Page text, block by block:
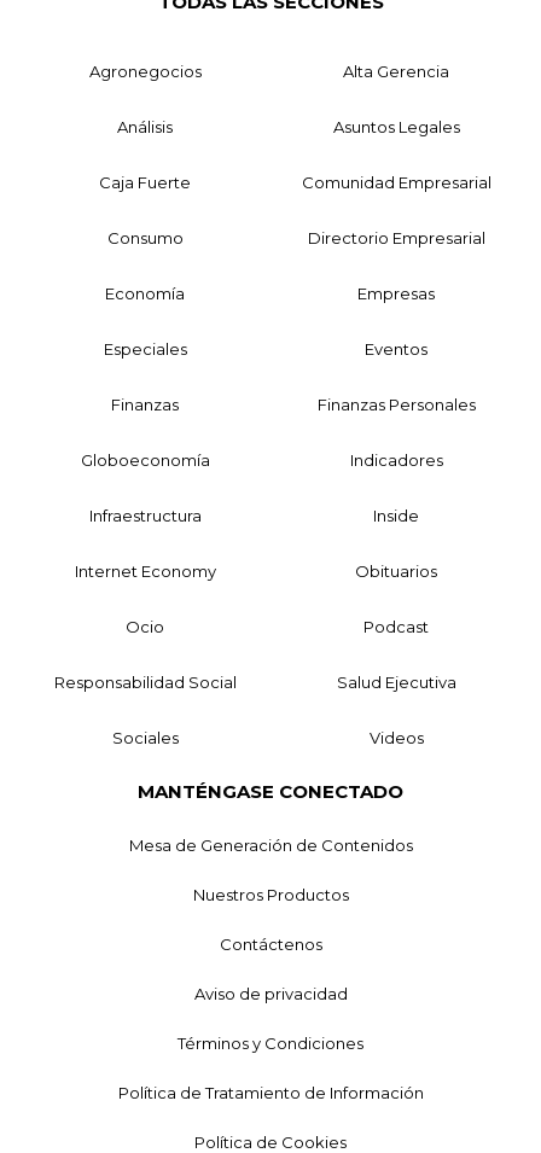
Agronegocios Alta Gerencia
Análisis Asuntos Legales
Caja Fuerte Comunidad Empresarial
Consumo Directorio Empresarial
Economía Empresas
Especiales Eventos
Finanzas Finanzas Personales
Globoeconomía Indicadores
Infraestructura Inside
Internet Economy Obituarios
Ocio Podcast
Responsabilidad Social Salud Ejecutiva
Sociales Videos
MANTÉNGASE CONECTADO
Mesa de Generación de Contenidos
Nuestros Productos
Contáctenos
Aviso de privacidad
Términos y Condiciones
Política de Tratamiento de Información
Política de Cookies